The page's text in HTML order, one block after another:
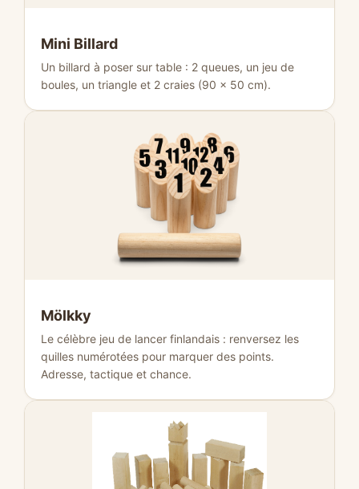
Mini Billard
Un billard à poser sur table : 2 queues, un jeu de
boules, un triangle et 2 craies (90 × 50 cm).
Mölkky
Le célèbre jeu de lancer finlandais : renversez les
quilles numérotées pour marquer des points.
Adresse, tactique et chance.